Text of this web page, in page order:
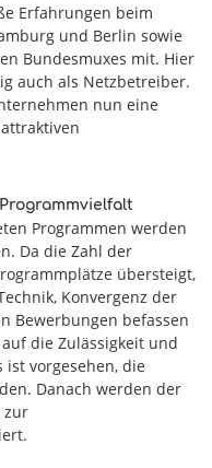
Erfahrungen beim
und Berlin sowie
Bundesmuxes mit. Hier
auch als Netzbetreiber.
nun eine
Programmen werden
Da die Zahl der
übersteigt,
Konvergenz der
Bewerbungen befassen
die Zulässigkeit und
vorgesehen, die
Danach werden der
zur